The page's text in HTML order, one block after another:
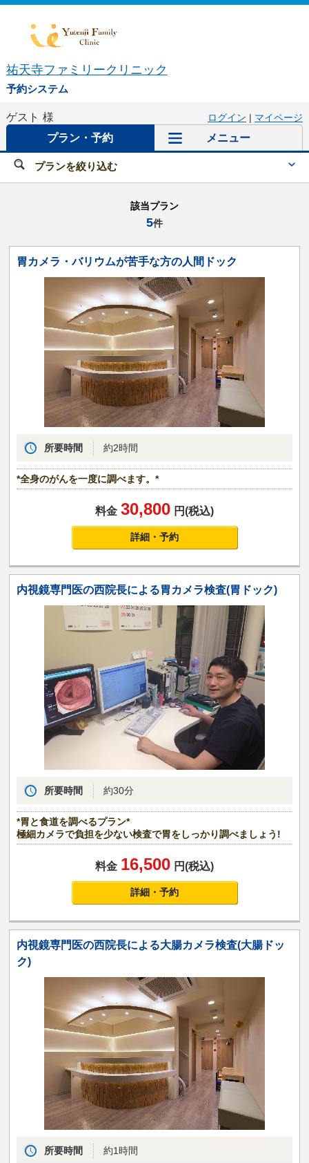
祐天寺ファミリークリニック
予約システム
ゲスト 様 ログイン | マイページ
プラン・予約 メニュー
プランを絞り込む
該当プラン
5件
胃カメラ・バリウムが苦手な方の人間ドック
所要時間 約2時間
*全身のがんを一度に調べます。*
料金 30,800 円(税込)
詳細・予約
内視鏡専門医の西院長による胃カメラ検査(胃ドック)
所要時間 約30分
*胃と食道を調べるプラン*
極細カメラで負担を少ない検査で胃をしっかり調べましょう!
料金 16,500 円(税込)
詳細・予約
内視鏡専門医の西院長による大腸カメラ検査(大腸ドッ
ク)
所要時間 約1時間